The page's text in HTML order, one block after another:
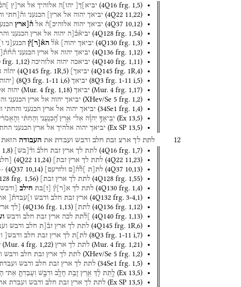
(4Q16 frg. 1,5) יביא]ך[ יהו]ה אלוהיך אל אר[ץ
(4Q22 11,22) יביאך יהוה אל ארץ] הכנעני וה֯[חתי
(4Q37 10,12) יביאך יהוה אלוהיכ]ה֯ אל ה֯[ארץ
(4Q128 frg. 1,54) יביא֯כ֯[ה יהוה אל ארץ הכנעני
(4Q130 frg. 1,3) יביאך יהוה] א֯ל֯ הא֯ ר ץ֯ הכנע[ני
(4Q136 frg. 1,12) יביאך יהוה אל ארץ הכנעני
(4Q140 frg. 1,11) יביאכה יהוה אלוהיכה frg. 1,12)
(4Q145 frg. 1R,4) יביאך] (4Q145 frg. 1R,5) יהו֯ה
(8Q3 frg. 1-11 i,5) יביאך (8Q3 frg. 1-11 i,6) [יהוה
(Mur. 4 frg. 1,17) יביאך (Mur. 4 frg. 1,18) יהוה
(XHev/Se 5 frg. 1,2) יביאך יהוה אל ארץ הכנעני
(34Se1 frg. 1,4) יביאך יהוה אל ארץ הכנעני והחתי
(Ex 13,5) יְבִֽיאֲךָ֣ יְהוָ֡ה אֶל־ אֶ֣רֶץ הַֽ֠כְּנַעֲנִי וְהַחִתִּ֨י
(Ex SP 13,5) יביאך יהוה אלהיך אל ארץ הכנעני
12 לתת לך ארצ זבת חלב ודבש ועבדת את העבודה הזאת
(4Q16 frg. 1,7) לתת לך ארץ זבת חלב֯ וד֯ בש ,8)
(4Q22 11,23) לתת לך ארץ זבת] (4Q22 11,24)
(4Q37 10,13) לת[ת ]ל֯ה֯[ם ולזרעם] (4Q37 10,14)
(4Q128 frg. 1,55) לתת לך ארץ זבת] frg. 1,56)
(4Q130 frg. 1,4) לתת לך א ר ץ֯ ז בת חילב [ודבש
(4Q132 frg. 3-4,1) ארץ זבת חלב ודבש ו]עבדת֯[
(4Q136 frg. 1,12) לתת] (4Q136 frg. 1,13) [לך
(4Q140 frg. 1,13) ]ל֯תת לכה ארץ זבת חלב ודבש
(4Q145 frg. 1R,6) לתת לך ארץ זב֯[ת חלב ודבש
(8Q3 frg. 1-11 i,7) לת]ת לך ארץ זבת חלב ודבש[
(Mur. 4 frg. 1,21) לתת לך ארץ (Mur. 4 frg. 1,22)
(XHev/Se 5 frg. 1,2) לתת לך ארץ זבת חלב ודבש
(34Se1 frg. 1,5) לתת לך ארץ זבת חלב ודבש
(Ex 13,5) לָ֣תֶת לָ֔ךְ אֶ֛רֶץ זָבַ֥ת חָלָ֖ב וּדְבָ֑שׁ וְעָבַדְתָּ֛ אֶת־
(Ex SP 13,5) לתת לך ארץ זבת חלב ודבש ועבדת